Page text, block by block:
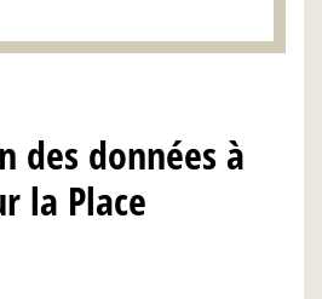
des données à
la Place